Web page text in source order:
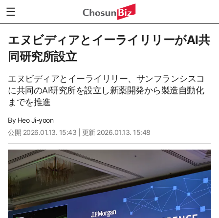
エヌビディアとイーライリリーがAI共
同研究所設立
エヌビディアとイーライリリー、サンフランシスコ
に共同のAI研究所を設立し新薬開発から製造自動化
までを推進
By Heo Ji-yoon
公開 2026.01.13. 15:43 | 更新 2026.01.13. 15:48